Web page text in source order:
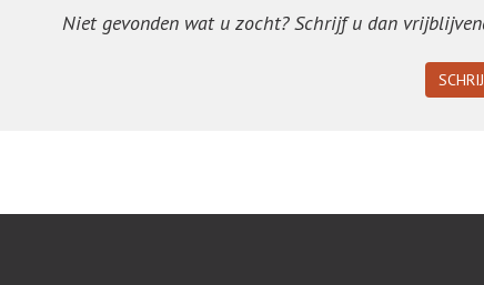
Niet gevonden wat u zocht? Schrijf u dan